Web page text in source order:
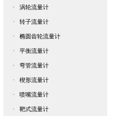
· 涡轮流量计
· 转子流量计
· 椭圆齿轮流量计
· 平衡流量计
· 弯管流量计
· 楔形流量计
· 喷嘴流量计
· 靶式流量计